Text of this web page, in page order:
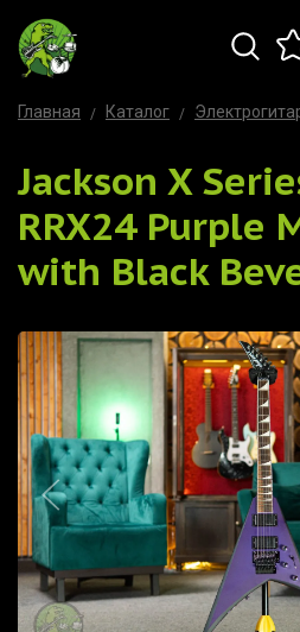
Главная Каталог
Jackson X
RRX24 Purple
with Black